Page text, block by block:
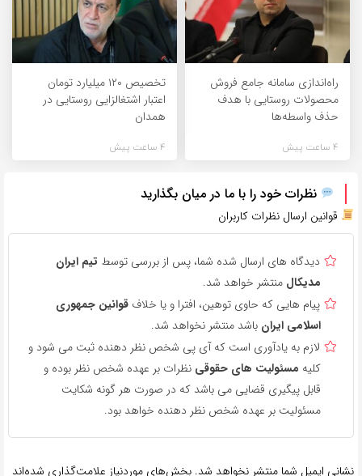
راه‌اندازی سامانه جامع فروش
محصولات روستایی با هدف
حذف واسطه‌ها
4 ساعت پیش
تخصیص ۱۲۰ میلیارد تومان
اعتبار اشتغالزایی روستایی در
همدان
4 ساعت پیش
نظرات خود را با ما در میان بگذارید
قوانین ارسال نظرات کاربران
دیدگاه های ارسال شده شما، پس از بررسی توسط تیم ایران
مدیکال منتشر خواهد شد.
پیام هایی که حاوی توهین، افترا و یا خلاف قوانین جمهوری
اسلامی ایران باشد منتشر نخواهد شد.
لازم به یادآوری است که آی پی شخص نظر دهنده ثبت می شود و
کلیه مسئولیت های حقوقی نظرات بر عهده شخص نظر بوده و
قابل پیگیری قضایی می باشد که در صورت هر گونه شکایت
مسئولیت بر عهده شخص نظر دهنده خواهد بود.
نشانی ایمیل شما منتشر نخواهد شد. بخش‌های موردنیاز علامت‌گذاری شده‌اند